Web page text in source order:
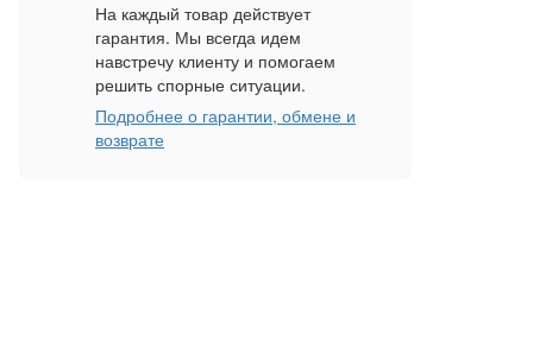
На каждый товар действует
гарантия. Мы всегда идем
навстречу клиенту и помогаем
решить спорные ситуации.
Подробнее о гарантии, обмене и
возврате